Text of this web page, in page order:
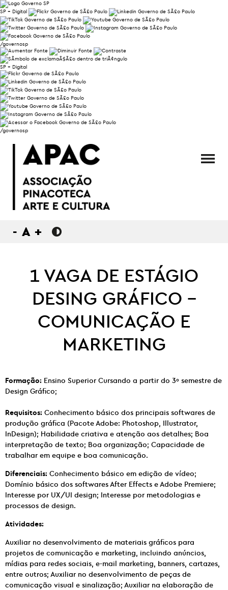
SP + Digital
/governosp
SP + Digital
/governosp
- A +
1 VAGA DE ESTÁGIO
DESING GRÁFICO –
COMUNICAÇÃO E
MARKETING
Formação: Ensino Superior Cursando a partir do 3º semestre de
Design Gráfico;
Requisitos: Conhecimento básico dos principais softwares de
produção gráfica (Pacote Adobe: Photoshop, Illustrator,
InDesign); Habilidade criativa e atenção aos detalhes; Boa
interpretação de texto; Boa organização; Capacidade de
trabalhar em equipe e boa comunicação.
Diferenciais: Conhecimento básico em edição de vídeo;
Domínio básico dos softwares After Effects e Adobe Premiere;
Interesse por UX/UI design; Interesse por metodologias e
processos de design.
Atividades:
Auxiliar no desenvolvimento de materiais gráficos para
projetos de comunicação e marketing, incluindo anúncios,
mídias para redes sociais, e-mail marketing, banners, cartazes,
entre outros; Auxiliar no desenvolvimento de peças de
comunicação visual e sinalização; Auxiliar na elaboração de